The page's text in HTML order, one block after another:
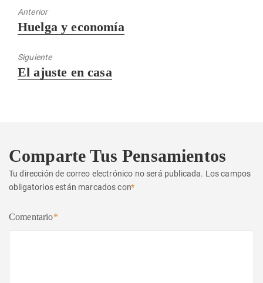
Anterior
Entrada
Huelga y economía
Siguiente
Entrada
El ajuste en casa
Comparte Tus Pensamientos
Tu dirección de correo electrónico no será publicada. Los campos
obligatorios están marcados con*
Comentario*